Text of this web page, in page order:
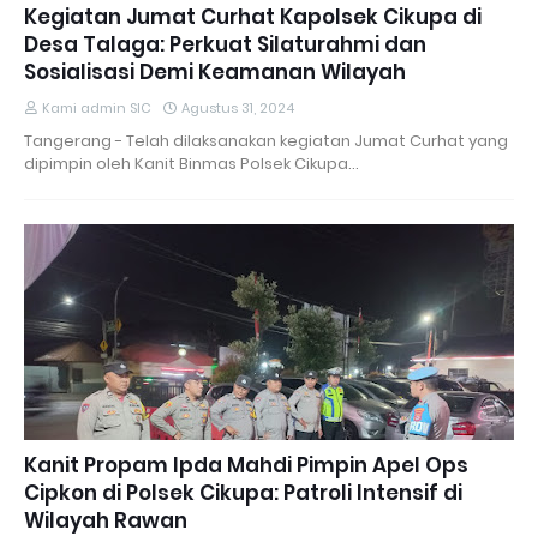
Kegiatan Jumat Curhat Kapolsek Cikupa di
Desa Talaga: Perkuat Silaturahmi dan
Sosialisasi Demi Keamanan Wilayah
Kami admin SIC Agustus 31, 2024
Tangerang - Telah dilaksanakan kegiatan Jumat Curhat yang
dipimpin oleh Kanit Binmas Polsek Cikupa…
Kanit Propam Ipda Mahdi Pimpin Apel Ops
Cipkon di Polsek Cikupa: Patroli Intensif di
Wilayah Rawan